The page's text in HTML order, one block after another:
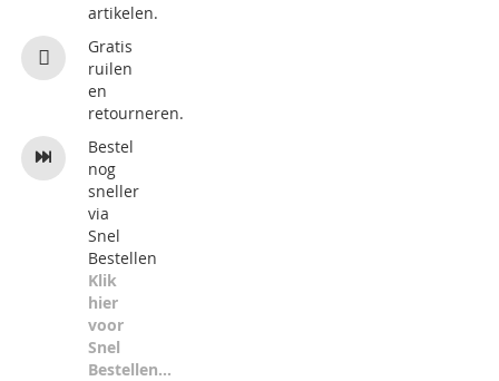
artikelen.
Gratis
ruilen
en
retourneren.
Bestel
nog
sneller
via
Snel
Bestellen
Klik
hier
voor
Snel
Bestellen...